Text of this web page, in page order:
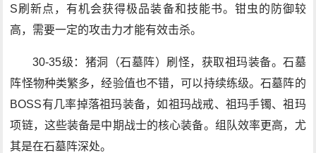
S刷新点，有机会获得极品装备和技能书。钳虫的防御较
高，需要一定的攻击力才能有效击杀。
30-35级：猪洞（石墓阵）刷怪，获取祖玛装备。石墓
阵怪物种类繁多，经验值也不错，可以持续练级。石墓阵的
BOSS有几率掉落祖玛装备，如祖玛战戒、祖玛手镯、祖玛
项链，这些装备是中期战士的核心装备。组队效率更高，尤
其是在石墓阵深处。